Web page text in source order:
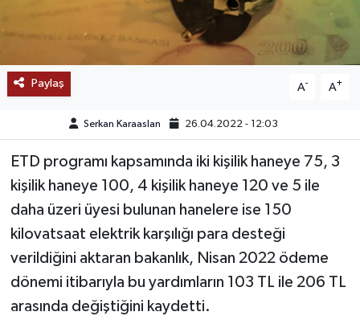
Paylaş A- A+
Serkan Karaaslan 26.04.2022 - 12:03
ETD programı kapsamında iki kişilik haneye 75, 3
kişilik haneye 100, 4 kişilik haneye 120 ve 5 ile
daha üzeri üyesi bulunan hanelere ise 150
kilovatsaat elektrik karşılığı para desteği
verildiğini aktaran bakanlık, Nisan 2022 ödeme
dönemi itibarıyla bu yardımların 103 TL ile 206 TL
arasında değiştiğini kaydetti.
MEDYA
YAŞAM
KÜLTÜR SANAT